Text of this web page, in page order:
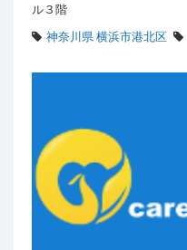
ル３階
神奈川県 横浜市港北区